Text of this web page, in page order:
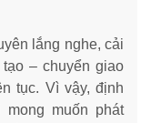
lắng nghe, cải
– chuyển giao
tục. Vì vậy, định
muốn phát